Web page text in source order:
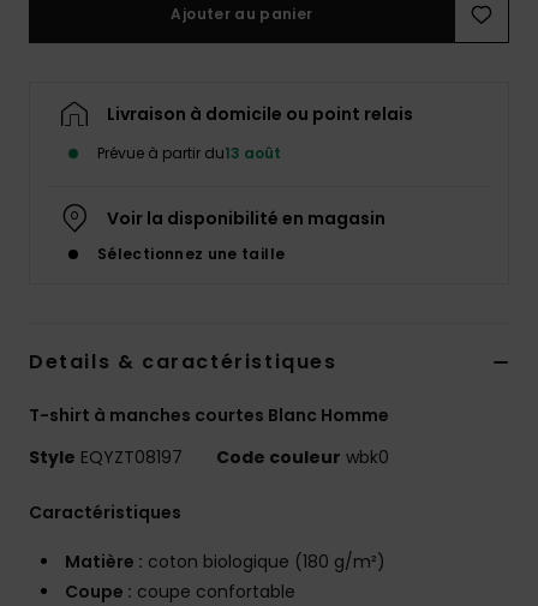
Ajouter au panier
Livraison à domicile ou point relais
Prévue à partir du13 août
Voir la disponibilité en magasin
Sélectionnez une taille
Details & caractéristiques
T-shirt à manches courtes Blanc Homme
Style EQYZT08197 Code couleur wbk0
Caractéristiques
Matière : coton biologique (180 g/m²)
Coupe : coupe confortable